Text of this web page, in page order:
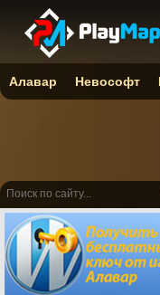
Алавар Невософт